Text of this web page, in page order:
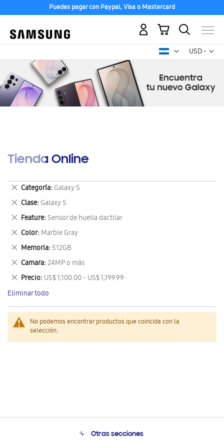
Puedes pagar con Paypal, Visa o Mastercard
USD -
dólar
Mi carrito
Tienda Online
No podemos encontrar productos que coincida con la
selección.
Categoría Galaxy S
Eliminar
este
artículo
Clase Galaxy S
Eliminar
este
artículo
Feature Sensor de huella dactilar
Eliminar
este
artículo
Color Marble Gray
Eliminar
este
artículo
Memoria 512GB
Eliminar
este
artículo
Camara 24MP o más
Eliminar
este
artículo
Precio US$ 1,100.00 - US$ 1,199.99
Eliminar
este
artículo
Eliminar todo
Otras secciones